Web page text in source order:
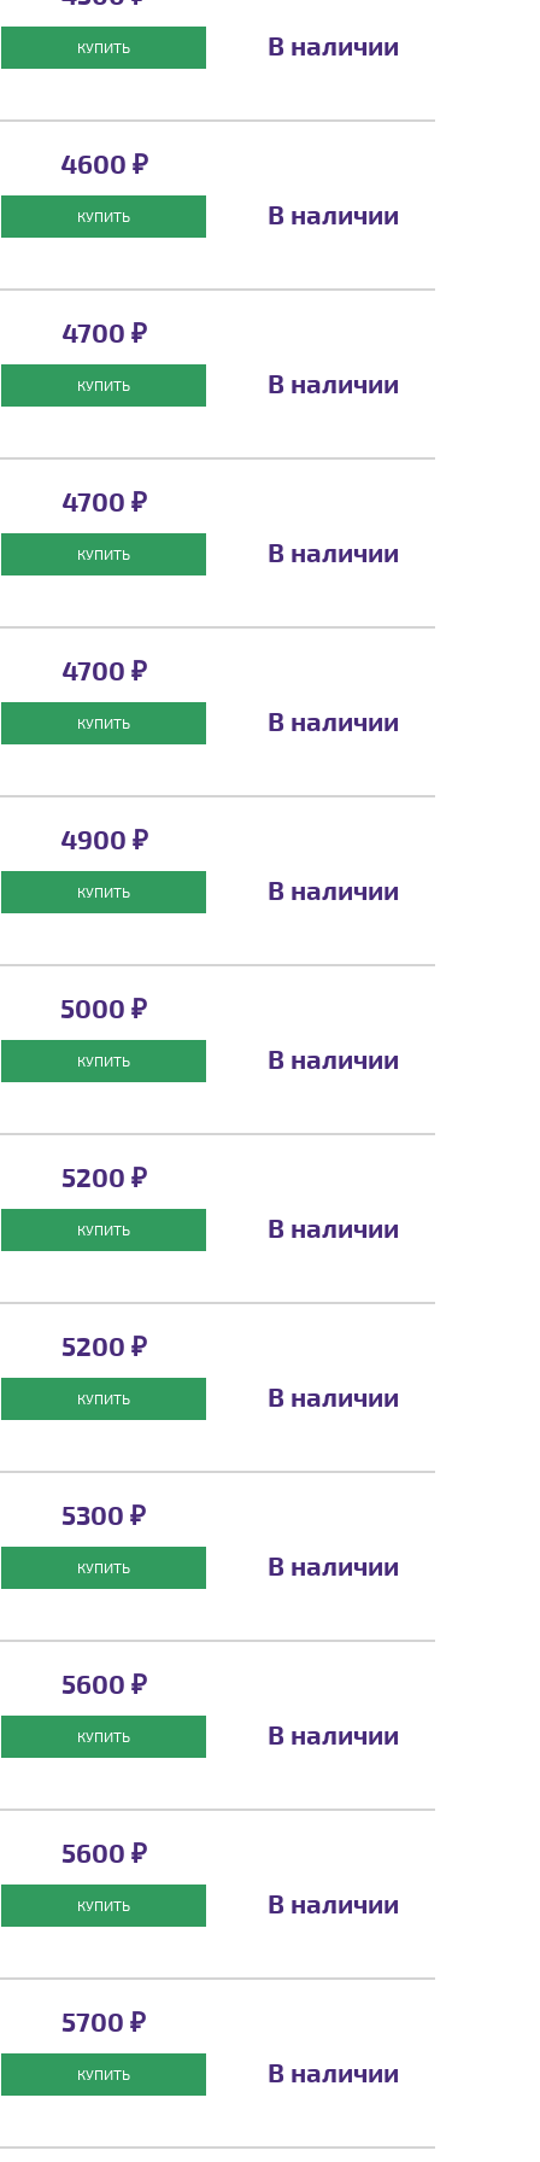
КУПИТЬ В наличии
4600 ₽
КУПИТЬ В наличии
4700 ₽
КУПИТЬ В наличии
4700 ₽
КУПИТЬ В наличии
4700 ₽
КУПИТЬ В наличии
4900 ₽
КУПИТЬ В наличии
5000 ₽
КУПИТЬ В наличии
5200 ₽
КУПИТЬ В наличии
5200 ₽
КУПИТЬ В наличии
5300 ₽
КУПИТЬ В наличии
5600 ₽
КУПИТЬ В наличии
5600 ₽
КУПИТЬ В наличии
5700 ₽
КУПИТЬ В наличии